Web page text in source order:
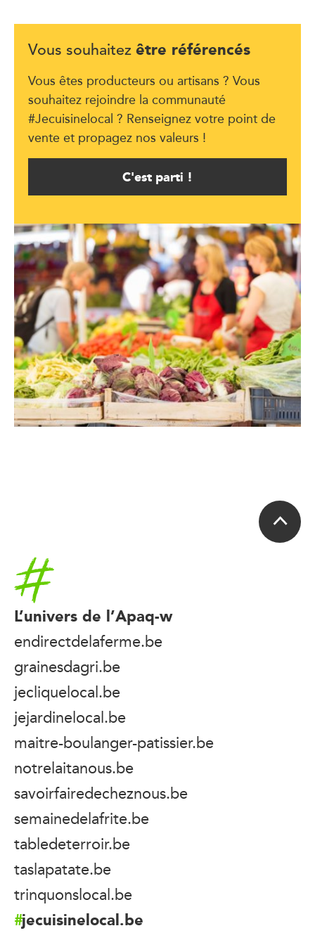
Vous souhaitez être référencés
Vous êtes producteurs ou artisans ? Vous
souhaitez rejoindre la communauté
#Jecuisinelocal ? Renseignez votre point de
vente et propagez nos valeurs !
C'est parti !
Accueil
L’univers de l’Apaq-w
endirectdelaferme.be
grainesdagri.be
jecliquelocal.be
jejardinelocal.be
maitre-boulanger-patissier.be
notrelaitanous.be
savoirfairedecheznous.be
semainedelafrite.be
tabledeterroir.be
taslapatate.be
trinquonslocal.be
jecuisinelocal.be